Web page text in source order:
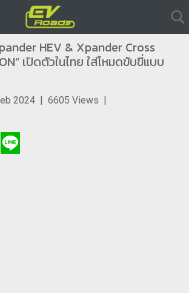
HEV & Xpander Cross
เปิดตัวในไทย ใส่โหมดขับขี่แบบ
2024 | 6605 Views |